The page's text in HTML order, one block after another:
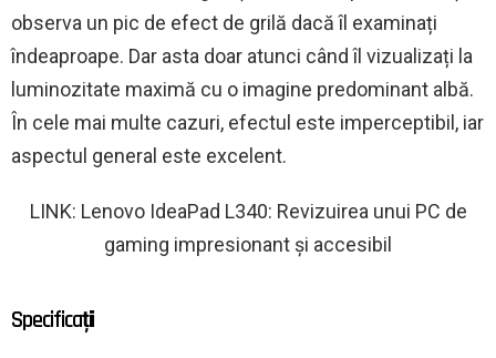
observa un pic de efect de grilă dacă îl examinați
îndeaproape. Dar asta doar atunci când îl vizualizați la
luminozitate maximă cu o imagine predominant albă.
În cele mai multe cazuri, efectul este imperceptibil, iar
aspectul general este excelent.
LINK: Lenovo IdeaPad L340: Revizuirea unui PC de
gaming impresionant și accesibil
Specificații